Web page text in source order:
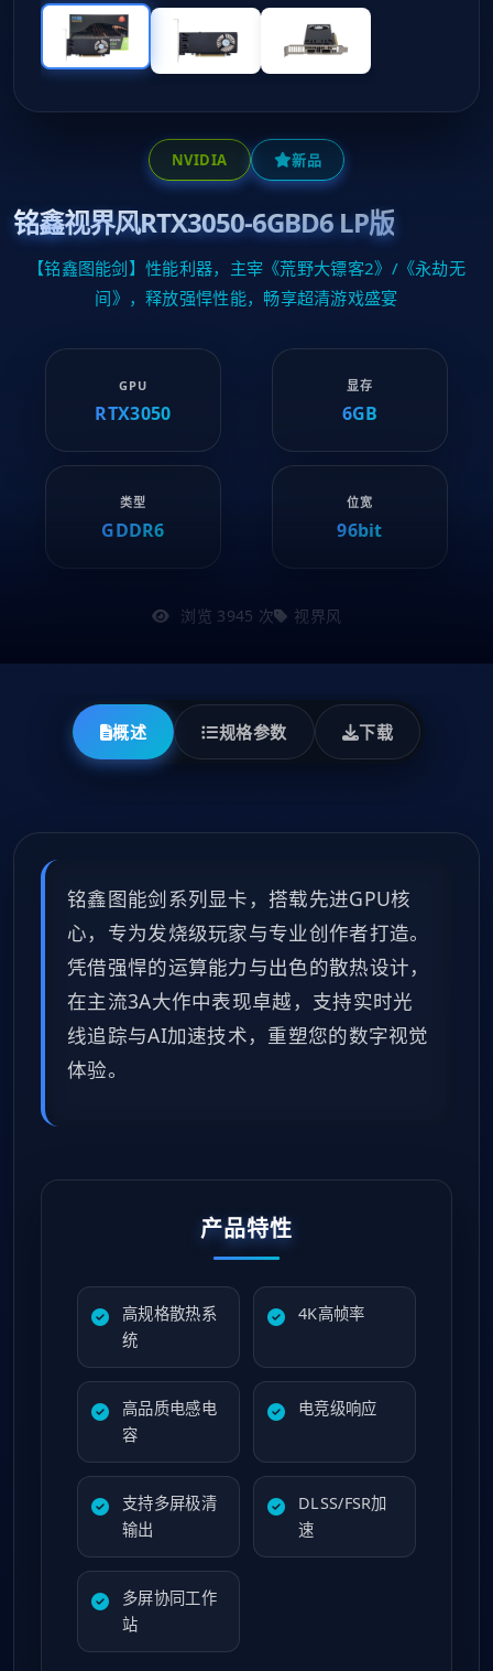
NVIDIA 新品
铭鑫视界风RTX3050-6GBD6 LP版
【铭鑫图能剑】性能利器，主宰《荒野大镖客2》/《永劫无
间》，释放强悍性能，畅享超清游戏盛宴
GPU
RTX3050
显存
6GB
类型
GDDR6
位宽
96bit
浏览 3945 次 视界风
概述 规格参数 下载
铭鑫图能剑系列显卡，搭载先进GPU核
心，专为发烧级玩家与专业创作者打造。
凭借强悍的运算能力与出色的散热设计，
在主流3A大作中表现卓越，支持实时光
线追踪与AI加速技术，重塑您的数字视觉
体验。
产品特性
高规格散热系
统
4K高帧率
高品质电感电
容
电竞级响应
支持多屏极清
输出
DLSS/FSR加
速
多屏协同工作
站